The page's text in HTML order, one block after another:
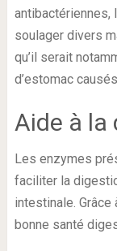
antibactériennes,
soulager divers
qu’il serait
d’estomac
Aide à la
Les enzymes
faciliter la
intestinale. Grâce
bonne santé